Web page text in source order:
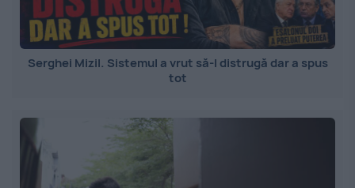
Serghei Mizil. Sistemul a vrut să-l distrugă dar a spus
tot